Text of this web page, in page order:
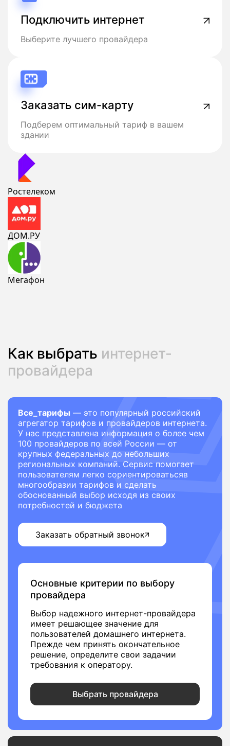
Подключить интернет
Выберите лучшего провайдера
Заказать сим-карту
Подберем оптимальный тариф в вашем
здании
Ростелеком
ДОМ.РУ
Мегафон
Как выбрать интернет-
провайдера
Все_тарифы — это популярный российский
агрегатор тарифов и провайдеров интернета.
У нас представлена информация о более чем
100 провайдеров по всей России — от
крупных федеральных до небольших
региональных компаний. Сервис помогает
пользователям легко сориентироватьсяв
многообразии тарифов и сделать
обоснованный выбор исходя из своих
потребностей и бюджета
Заказать обратный звонок
Основные критерии по выбору
провайдера
Выбор надежного интернет-провайдера
имеет решающее значение для
пользователей домашнего интернета.
Прежде чем принять окончательное
решение, определите свои задачии
требования к оператору.
Выбрать провайдера